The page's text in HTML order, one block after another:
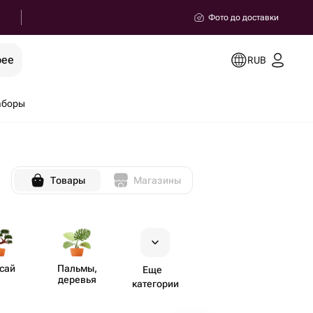
Фото до доставки
RUB
Товары Магазины
Пальмы,
деревья
Еще
категории